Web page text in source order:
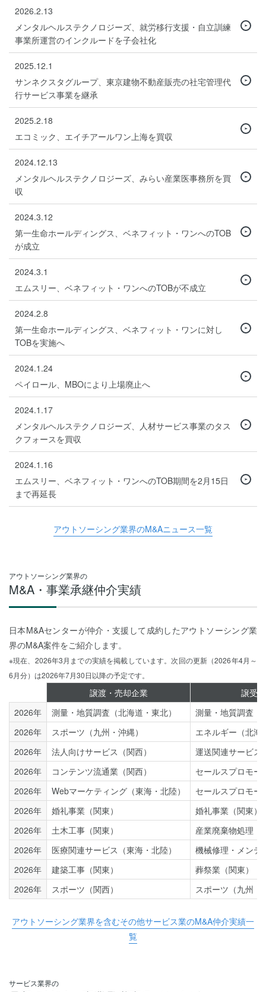
2026.2.13
メンタルヘルステクノロジーズ、就労移行支援・自立訓練
事業所運営のインクルードを子会社化
2025.12.1
サンネクスタグループ、東京建物不動産販売の社宅管理代
行サービス事業を継承
2025.2.18
エコミック、エイチアールワン上海を買収
2024.12.13
メンタルヘルステクノロジーズ、みらい産業医事務所を買
収
2024.3.12
第一生命ホールディングス、ベネフィット・ワンへのTOB
が成立
2024.3.1
エムスリー、ベネフィット・ワンへのTOBが不成立
2024.2.8
第一生命ホールディングス、ベネフィット・ワンに対し
TOBを実施へ
2024.1.24
ペイロール、MBOにより上場廃止へ
2024.1.17
メンタルヘルステクノロジーズ、人材サービス事業のタス
クフォースを買収
2024.1.16
エムスリー、ベネフィット・ワンへのTOB期間を2月15日
まで再延長
アウトソーシング業界のM&Aニュース一覧
アウトソーシング業界の
M&A・事業承継仲介実績
日本M&Aセンターが仲介・支援して成約したアウトソーシング業
界のM&A案件をご紹介します。
※現在、2026年3月までの実績を掲載しています。次回の更新（2026年4月～
6月分）は2026年7月30日以降の予定です。
譲渡・売却企業
譲受
2026年
測量・地質調査（北海道・東北）
測量・地質調査（
2026年
スポーツ（九州・沖縄）
エネルギー（北海
2026年
法人向けサービス（関西）
運送関連サービス
2026年
コンテンツ流通業（関西）
セールスプロモー
2026年
Webマーケティング（東海・北陸）
セールスプロモー
2026年
婚礼事業（関東）
婚礼事業（関東）
2026年
土木工事（関東）
産業廃棄物処理（
2026年
医療関連サービス（東海・北陸）
機械修理・メンテ
2026年
建築工事（関東）
葬祭業（関東）
2026年
スポーツ（関西） スポーツ（九州・
アウトソーシング業界を含むその他サービス業のM&A仲介実績一
覧
サービス業界の